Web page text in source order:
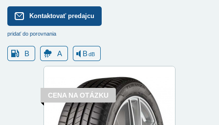
Kontaktovať predajcu
pridať do porovnania
B A BdB
CENA NA OTÁZKU